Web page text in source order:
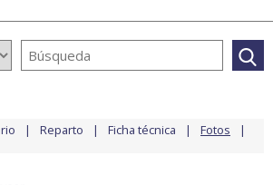
Reparto Ficha técnica Fotos